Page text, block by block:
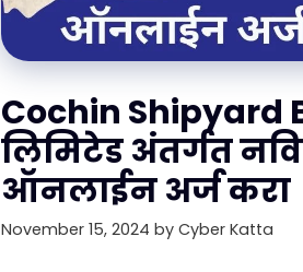
Cochin Shipyard
लिमिटेड अंतर्गत
ऑनलाईन अर्ज करा
November 15, 2024 by Cyber Katta